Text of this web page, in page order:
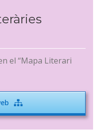
el “Mapa Literari